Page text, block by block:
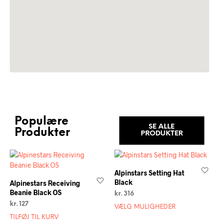
Populære
Produkter
SE ALLE
PRODUKTER
Alpinestars Receiving
Beanie Black OS
kr. 127
TILFØJ TIL KURV
Alpinstars Setting Hat
Black
kr. 316
VÆLG MULIGHEDER